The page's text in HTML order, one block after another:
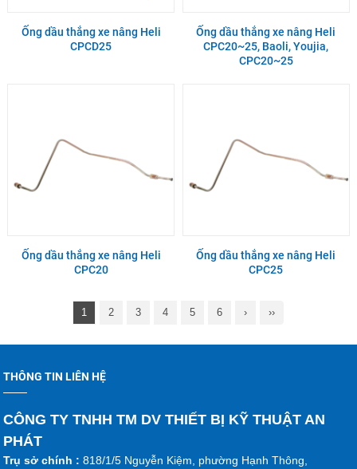
Ống dầu thắng xe nâng Heli
CPCD25
Ống dầu thắng xe nâng Heli
CPC20~25, Baoli, Youjia,
CPC20~25
Ống dầu thắng xe nâng Heli
CPC20
Ống dầu thắng xe nâng Heli
CPC25
1 2 3 4 5 6 › ››
THÔNG TIN LIÊN HỆ
CÔNG TY TNHH TM DV THIẾT BỊ KỸ THUẬT AN
PHÁT
Trụ sở chính : 818/1/5 Nguyễn Kiệm, phường Hạnh Thông,